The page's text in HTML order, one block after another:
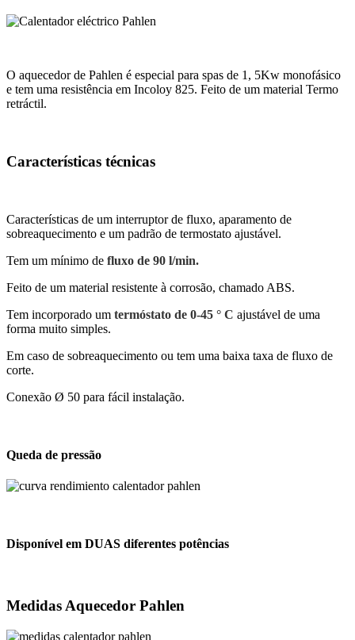
O aquecedor de Pahlen é especial para spas de 1, 5Kw monofásico
e tem uma resistência em Incoloy 825. Feito de um material Termo
retráctil.
Características técnicas
Características de um interruptor de fluxo, aparamento de
sobreaquecimento e um padrão de termostato ajustável.
Tem um mínimo de fluxo de 90 l/min.
Feito de um material resistente à corrosão, chamado ABS.
Tem incorporado um termóstato de 0-45 ° C ajustável de uma
forma muito simples.
Em caso de sobreaquecimento ou tem uma baixa taxa de fluxo de
corte.
Conexão Ø 50 para fácil instalação.
Queda de pressão
Disponível em DUAS diferentes potências
Medidas Aquecedor Pahlen